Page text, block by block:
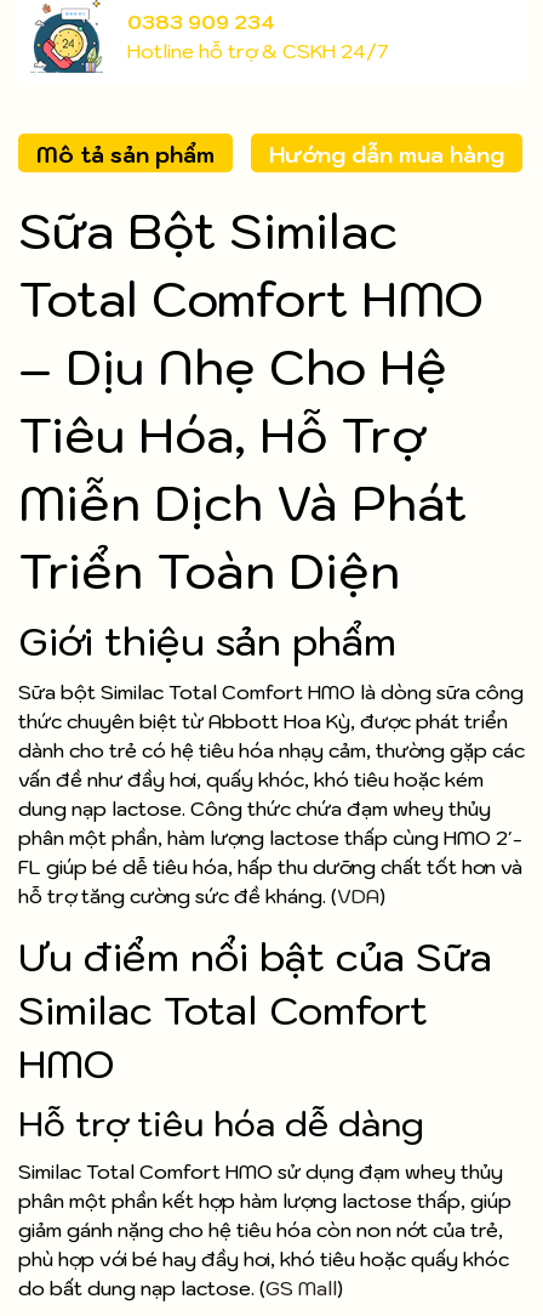
0383 909 234
Hotline hỗ trợ & CSKH 24/7
Mô tả sản phẩm Hướng dẫn mua hàng
Sữa Bột Similac
Total Comfort HMO
– Dịu Nhẹ Cho Hệ
Tiêu Hóa, Hỗ Trợ
Miễn Dịch Và Phát
Triển Toàn Diện
Giới thiệu sản phẩm
Sữa bột Similac Total Comfort HMO là dòng sữa công
thức chuyên biệt từ Abbott Hoa Kỳ, được phát triển
dành cho trẻ có hệ tiêu hóa nhạy cảm, thường gặp các
vấn đề như đầy hơi, quấy khóc, khó tiêu hoặc kém
dung nạp lactose. Công thức chứa đạm whey thủy
phân một phần, hàm lượng lactose thấp cùng HMO 2'-
FL giúp bé dễ tiêu hóa, hấp thu dưỡng chất tốt hơn và
hỗ trợ tăng cường sức đề kháng. (VDA)
Ưu điểm nổi bật của Sữa
Similac Total Comfort
HMO
Hỗ trợ tiêu hóa dễ dàng
Similac Total Comfort HMO sử dụng đạm whey thủy
phân một phần kết hợp hàm lượng lactose thấp, giúp
giảm gánh nặng cho hệ tiêu hóa còn non nớt của trẻ,
phù hợp với bé hay đầy hơi, khó tiêu hoặc quấy khóc
do bất dung nạp lactose. (GS Mall)